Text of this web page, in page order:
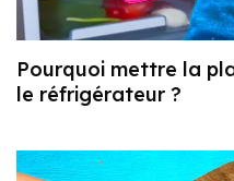
Pourquoi mettre la
le réfrigérateur ?